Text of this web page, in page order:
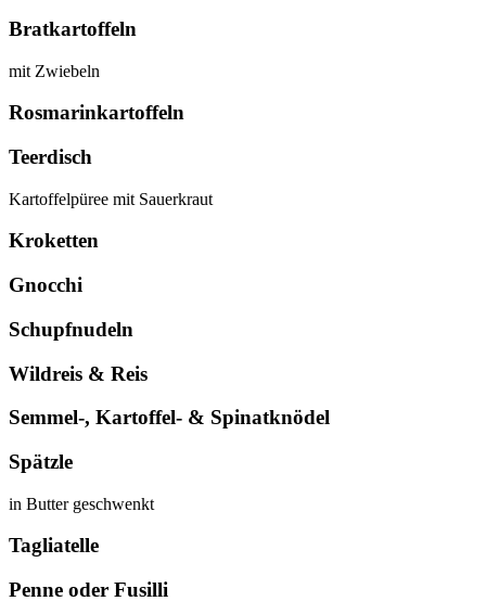
Bratkartoffeln
mit Zwiebeln
Rosmarinkartoffeln
Teerdisch
Kartoffelpüree mit Sauerkraut
Kroketten
Gnocchi
Schupfnudeln
Wildreis & Reis
Semmel-, Kartoffel- & Spinatknödel
Spätzle
in Butter geschwenkt
Tagliatelle
Penne oder Fusilli